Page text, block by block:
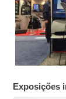
Exposições